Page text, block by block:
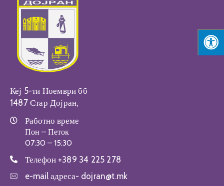
Кеј 5-ти Ноември бб
1487 Стар Дојран,
Работно време
Пон – Петок
07:30 – 15:30
Телефон +389 34 225 278
e-mail адреса- dojran@t.mk